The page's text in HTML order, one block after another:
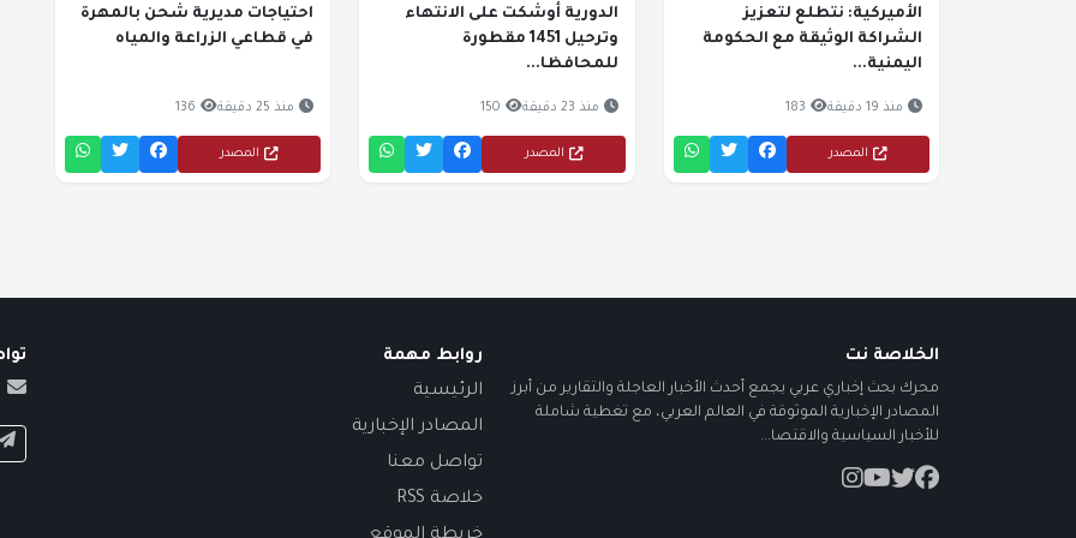
الأميركية: نتطلع لتعزيز
الشراكة الوثيقة مع الحكومة
اليمنية...
منذ 19 دقيقة 183
المصدر
الدورية أوشكت على الانتهاء
وترحيل 1451 مقطورة
للمحافظا...
منذ 23 دقيقة 150
المصدر
احتياجات مديرية شحن بالمهرة
في قطاعي الزراعة والمياه
منذ 25 دقيقة 136
المصدر
الخلاصة نت
محرك بحث إخباري عربي يجمع أحدث الأخبار العاجلة والتقارير من أبرز
المصادر الإخبارية الموثوقة في العالم العربي، مع تغطية شاملة
للأخبار السياسية والاقتصا...
روابط مهمة
الرئيسية
المصادر الإخبارية
تواصل معنا
خلاصة RSS